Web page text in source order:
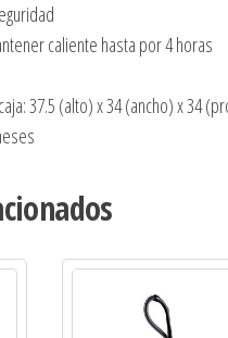
caliente hasta por 4 horas
37.5 (alto) x 34 (ancho) x 34